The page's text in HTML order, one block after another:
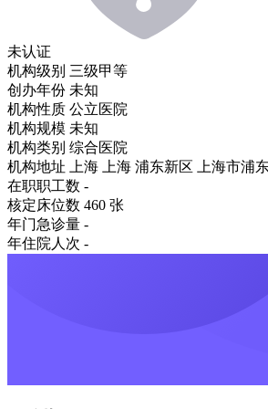
未认证
机构级别 三级甲等
创办年份 未知
机构性质 公立医院
机构规模 未知
机构类别 综合医院
机构地址
上海 上海 浦东新区 上海市浦
在职职工数 -
核定床位数 460 张
年门急诊量 -
年住院人次 -